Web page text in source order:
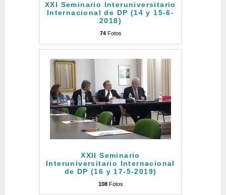
XXI Seminario Interuniversitario
Internacional de DP (14 y 15-6-
2018)
74Fotos
XXII Seminario
Interuniversitario Internacional
de DP (16 y 17-5-2019)
108Fotos